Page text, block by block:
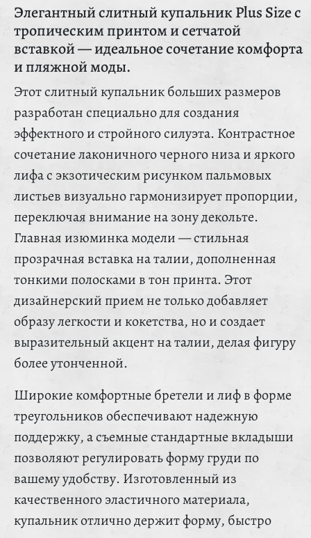
Элегантный слитный купальник Plus Size с
тропическим принтом и сетчатой
вставкой — идеальное сочетание комфорта
и пляжной моды.
Этот слитный купальник больших размеров
разработан специально для создания
эффектного и стройного силуэта. Контрастное
сочетание лаконичного черного низа и яркого
лифа с экзотическим рисунком пальмовых
листьев визуально гармонизирует пропорции,
переключая внимание на зону декольте.
Главная изюминка модели — стильная
прозрачная вставка на талии, дополненная
тонкими полосками в тон принта. Этот
дизайнерский прием не только добавляет
образу легкости и кокетства, но и создает
выразительный акцент на талии, делая фигуру
более утонченной.
Широкие комфортные бретели и лиф в форме
треугольников обеспечивают надежную
поддержку, а съемные стандартные вкладыши
позволяют регулировать форму груди по
вашему удобству. Изготовленный из
качественного эластичного материала,
купальник отлично держит форму, быстро